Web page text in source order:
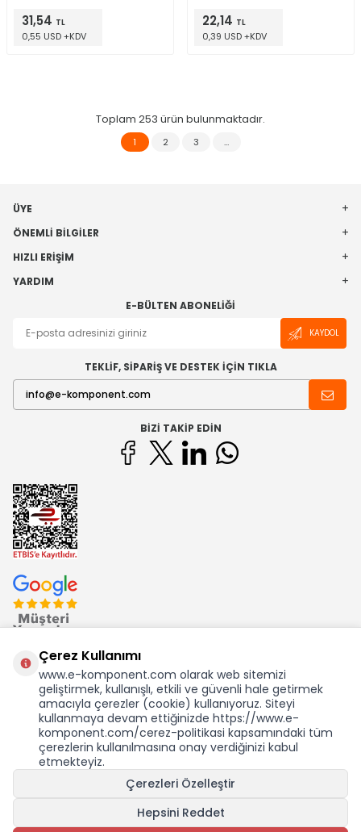
31,54 TL
0,55 USD +KDV
22,14 TL
0,39 USD +KDV
Toplam 253 ürün bulunmaktadır.
1 2 3 …
ÜYE
ÖNEMLI BILGILER
HIZLI ERIŞIM
YARDIM
E-BÜLTEN ABONELIĞI
KAYDOL
TEKLİF, SİPARİŞ VE DESTEK İÇİN TIKLA
BIZI TAKIP EDIN
Ekom Elk. Elektronik San. ve Tic. A.Ş.'nin Tescilli Bir Markasıdır
Çerez Kullanımı
www.e-komponent.com olarak web sitemizi
geliştirmek, kullanışlı, etkili ve güvenli hale getirmek
amacıyla çerezler (cookie) kullanıyoruz. Siteyi
kullanmaya devam ettiğinizde https://www.e-
komponent.com/cerez-politikasi kapsamındaki tüm
çerezlerin kullanılmasına onay verdiğinizi kabul
etmekteyiz.
Çerezleri Özelleştir
Hepsini Reddet